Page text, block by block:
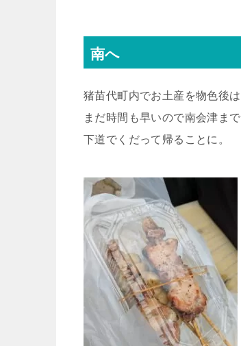
南へ
猪苗代町内でお土産を物色後は
まだ時間も早いので南会津まで
下道でくだって帰ることに。